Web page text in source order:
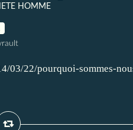
HOMME
03/22/pourquoi-sommes-